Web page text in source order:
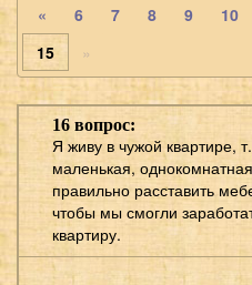
« 6 7 8 9 10
15
»
16 вопрос:
Я живу в чужой квартире,
маленькая,
правильно расставить
чтобы мы смогли
квартиру.